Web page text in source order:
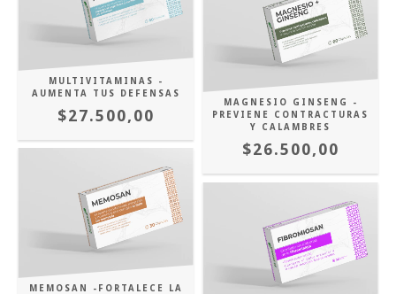
MULTIVITAMINAS -
AUMENTA TUS DEFENSAS
$27.500,00
MAGNESIO GINSENG -
PREVIENE CONTRACTURAS
Y CALAMBRES
$26.500,00
MEMOSAN -FORTALECE LA